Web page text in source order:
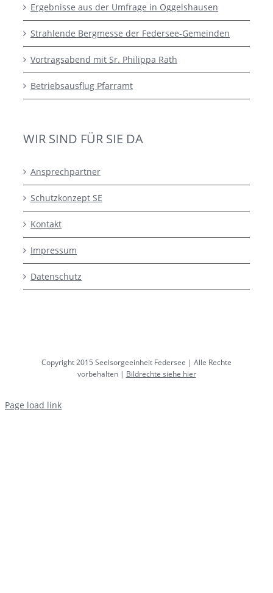
Ergebnisse aus der Umfrage in Oggelshausen
Strahlende Bergmesse der Federsee-Gemeinden
Vortragsabend mit Sr. Philippa Rath
Betriebsausflug Pfarramt
WIR SIND FÜR SIE DA
Ansprechpartner
Schutzkonzept SE
Kontakt
Impressum
Datenschutz
Copyright 2015 Seelsorgeeinheit Federsee | Alle Rechte
vorbehalten | Bildrechte siehe hier
Page load link